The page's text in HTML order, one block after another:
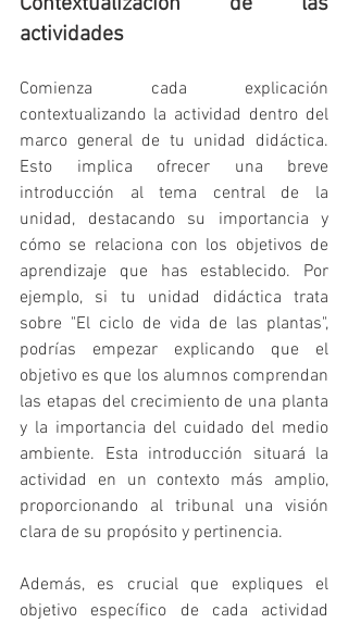
actividades
Comienza cada explicación
contextualizando la actividad dentro del
marco general de tu unidad didáctica.
Esto implica ofrecer una breve
introducción al tema central de la
unidad, destacando su importancia y
cómo se relaciona con los objetivos de
aprendizaje que has establecido. Por
ejemplo, si tu unidad didáctica trata
sobre "El ciclo de vida de las plantas",
podrías empezar explicando que el
objetivo es que los alumnos comprendan
las etapas del crecimiento de una planta
y la importancia del cuidado del medio
ambiente. Esta introducción situará la
actividad en un contexto más amplio,
proporcionando al tribunal una visión
clara de su propósito y pertinencia.
Además, es crucial que expliques el
objetivo específico de cada actividad